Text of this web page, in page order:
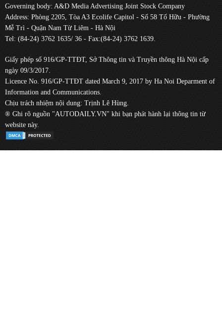
Governing body: A&D Media Advertising Joint Stock Company
Address: Phòng 2205, Tòa A3 Ecolife Capitol - Số 58 Tố Hữu - Phường
Mễ Trì - Quận Nam Từ Liêm - Hà Nội
Tel: (84-24) 3762 1635/ 36 - Fax:(84-24) 3762 1639.
Giấy phép số 916/GP-TTĐT, Sở Thông tin và Truyền thông Hà Nội cấp
ngày 09/3/2017.
Licence No. 916/GP-TTĐT dated March 9, 2017 by Ha Noi Deparment of
Information and Communications.
Chịu trách nhiệm nội dung: Trịnh Lê Hùng.
® Ghi rõ nguồn "AUTODAILY.VN" khi bạn phát hành lại thông tin từ
website này.